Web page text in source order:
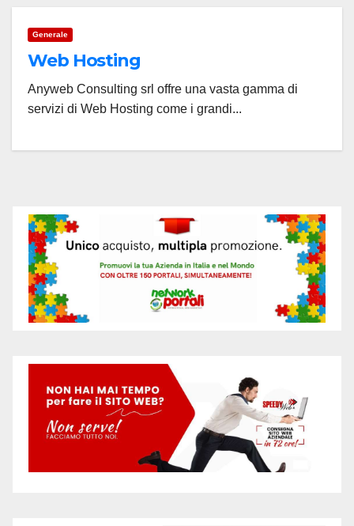
Generale
Web Hosting
Anyweb Consulting srl offre una vasta gamma di
servizi di Web Hosting come i grandi...